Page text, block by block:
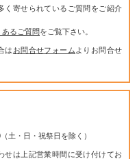
く寄せられているご質問をご紹介
あるご質問をご覧下さい。
は お問合せフォーム よりお問合せ
土・日・祝祭日を除く）
せは上記営業時間に受け付けてお